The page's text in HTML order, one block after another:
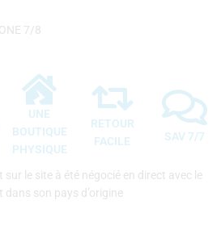
7/8
UNE
BOUTIQUE
PHYSIQUE
RETOUR
FACILE
SAV 7/7
sur le site à été négocié en direct avec le
dans son pays d’origine